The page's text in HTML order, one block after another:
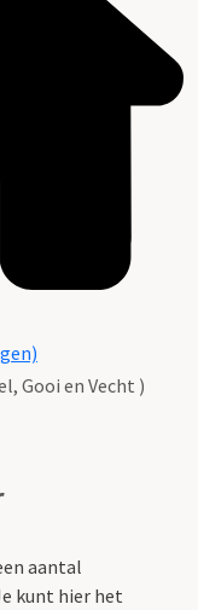
Gooi en Vecht )
aantal
kunt hier het